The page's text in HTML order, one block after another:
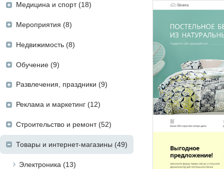
Медицина и спорт (18)
Мероприятия (8)
Недвижимость (8)
Обучение (9)
Развлечения, праздники (9)
Реклама и маркетинг (12)
Строительство и ремонт (52)
Товары и интернет-магазины (49)
Электроника (13)